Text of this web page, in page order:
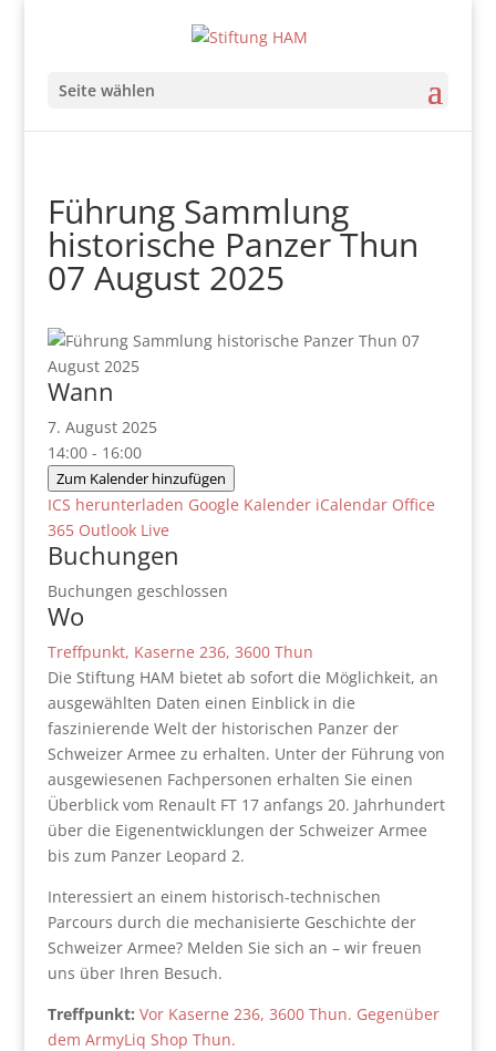
Seite wählen
Führung Sammlung
historische Panzer Thun
07 August 2025
Wann
7. August 2025
14:00 - 16:00
Zum Kalender hinzufügen
ICS herunterladen Google Kalender iCalendar Office
365 Outlook Live
Buchungen
Buchungen geschlossen
Wo
Treffpunkt, Kaserne 236, 3600 Thun
Die Stiftung HAM bietet ab sofort die Möglichkeit, an
ausgewählten Daten einen Einblick in die
faszinierende Welt der historischen Panzer der
Schweizer Armee zu erhalten. Unter der Führung von
ausgewiesenen Fachpersonen erhalten Sie einen
Überblick vom Renault FT 17 anfangs 20. Jahrhundert
über die Eigenentwicklungen der Schweizer Armee
bis zum Panzer Leopard 2.
Interessiert an einem historisch-technischen
Parcours durch die mechanisierte Geschichte der
Schweizer Armee? Melden Sie sich an – wir freuen
uns über Ihren Besuch.
Treffpunkt: Vor Kaserne 236, 3600 Thun. Gegenüber
dem ArmyLiq Shop Thun.